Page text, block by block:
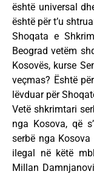
është universal
është për t’u
Shoqata e
Beograd vetëm
Kosovës, kurse
veçmas? Është
lëvduar për
Vetë shkrimtari
nga Kosova, që
serbë nga
ilegal në këtë
Millan